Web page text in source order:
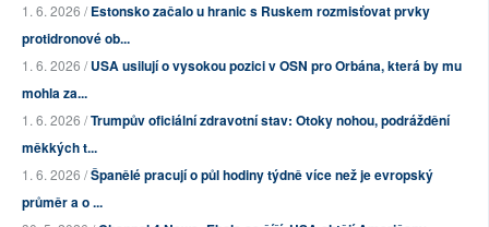
1. 6. 2026 /Estonsko začalo u hranic s Ruskem rozmisťovat prvky
protidronové ob...
1. 6. 2026 /USA usilují o vysokou pozici v OSN pro Orbána, která by mu
mohla za...
1. 6. 2026 /Trumpův oficiální zdravotní stav: Otoky nohou, podráždění
měkkých t...
1. 6. 2026 /Španělé pracují o půl hodiny týdně více než je evropský
průměr a o ...